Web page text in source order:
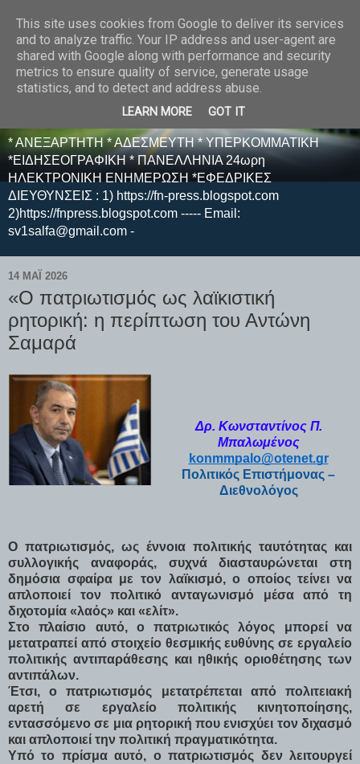
E F E N P R E S S -
ΗΛΕΚΤΡΟΝΙΚΗ
ΕΦΗΜΕΡΙΔΑ
* ΑΝΕΞΑΡΤΗΤΗ * ΑΔΕΣΜΕΥΤΗ * ΥΠΕΡΚΟΜΜΑΤΙΚΗ
*ΕΙΔΗΣΕΟΓΡΑΦΙΚΗ * ΠΑΝΕΛΛΗΝΙΑ 24ωρη
ΗΛΕΚΤΡΟΝΙΚΗ ΕΝΗΜΕΡΩΣΗ *ΕΦΕΔΡΙΚΕΣ
ΔΙΕΥΘΥΝΣΕΙΣ : 1) https://fn-press.blogspot.com
2)https://fnpress.blogspot.com ----- Email:
sv1salfa@gmail.com -
14 ΜΑΪ́ 2026
«Ο πατριωτισμός ως λαϊκιστική
ρητορική: η περίπτωση του Αντώνη
Σαμαρά
Δρ. Κωνσταντίνος Π.
Μπαλωμένος
konmmpalo@otenet.gr
Πολιτικός Επιστήμονας –
Διεθνολόγος
Ο πατριωτισμός, ως έννοια πολιτικής ταυτότητας και
συλλογικής αναφοράς, συχνά διασταυρώνεται στη
δημόσια σφαίρα με τον λαϊκισμό, ο οποίος τείνει να
απλοποιεί τον πολιτικό ανταγωνισμό μέσα από τη
διχοτομία «λαός» και «ελίτ».
Στο πλαίσιο αυτό, ο πατριωτικός λόγος μπορεί να
μετατραπεί από στοιχείο θεσμικής ευθύνης σε εργαλείο
πολιτικής αντιπαράθεσης και ηθικής οριοθέτησης των
αντιπάλων.
Έτσι, ο πατριωτισμός μετατρέπεται από πολιτειακή
αρετή σε εργαλείο πολιτικής κινητοποίησης,
εντασσόμενο σε μια ρητορική που ενισχύει τον διχασμό
και απλοποιεί την πολιτική πραγματικότητα.
Υπό το πρίσμα αυτό, ο πατριωτισμός δεν λειτουργεί
This site uses cookies from Google to deliver its services
and to analyze traffic. Your IP address and user-agent are
shared with Google along with performance and security
metrics to ensure quality of service, generate usage
statistics, and to detect and address abuse.
LEARN MORE GOT IT